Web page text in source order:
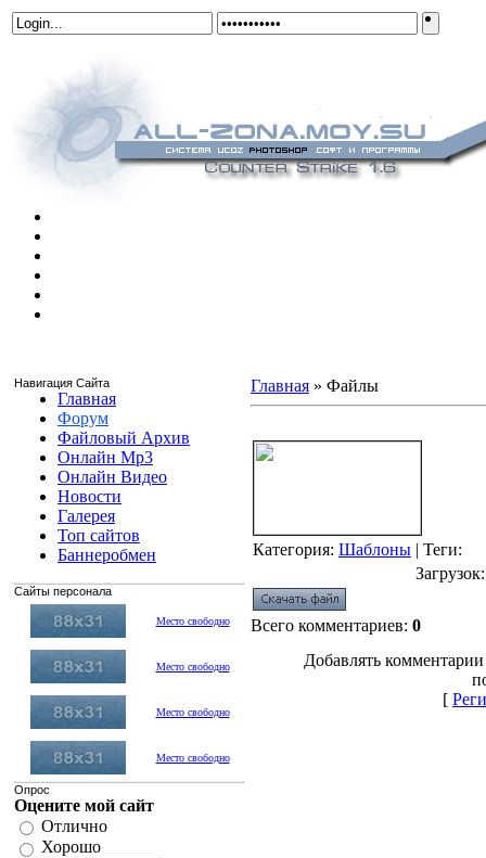
Навигация Сайта
Главная
Форум
Файловый Архив
Онлайн Mp3
Онлайн Видео
Новости
Галерея
Топ сайтов
Баннеробмен
Сайты персонала
Место свободно
Место свободно
Место свободно
Место свободно
Опрос
Оцените мой сайт
Отлично
Хорошо
Главная » Файлы
Категория: Шаблоны | Теги:
Загрузок
Всего комментариев: 0
Добавлять
[